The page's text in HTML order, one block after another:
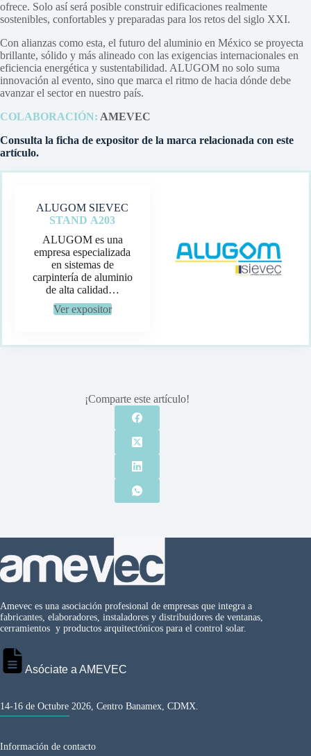
ofrece. Solo así será posible construir edificaciones realmente
sostenibles, confortables y preparadas para los retos del siglo XXI.
Con alianzas como esta, el futuro del aluminio en México se proyecta
brillante, sólido y más alineado con las exigencias internacionales en
eficiencia energética y sustentabilidad. ALUGOM no solo suma
innovación al evento, sino que marca el ritmo de hacia dónde debe
avanzar el sector en nuestro país.
COLABORACIÓN: AMEVEC
Consulta la ficha de expositor de la marca relacionada con este
artículo.
ALUGOM SIEVEC
STAND A203
ALUGOM es una
empresa especializada
en sistemas de
carpintería de aluminio
de alta calidad…
Ver expositor
¡Comparte este artículo!
Amevec es una asociación profesional de empresas que integra a
fabricantes, elaboradores, instaladores y distribuidores de ventanas,
cerramientos y productos arquitectónicos para el control solar.
Asóciate a AMEVEC
14-16 de Octubre 2026, Centro Banamex, CDMX.
Información de contacto